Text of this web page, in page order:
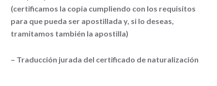
(certificamos la copia cumpliendo con los requisitos
para que pueda ser apostillada y, si lo deseas,
tramitamos también la apostilla)
– Traducción jurada del certificado de naturalización